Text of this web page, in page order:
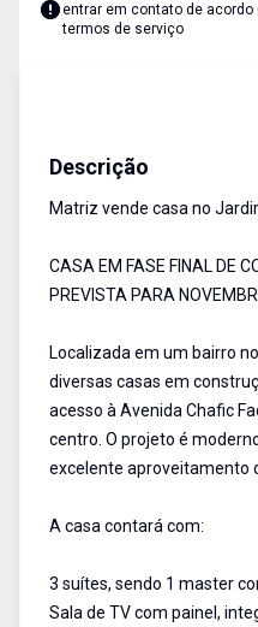
entrar em contato de acordo
termos de serviço
Descrição
Matriz vende casa no
CASA EM FASE FINAL DE
PREVISTA PARA
Localizada em um bairro
diversas casas em
acesso à Avenida Chafic
centro. O projeto é
excelente aproveitamento
A casa contará com:
3 suítes, sendo 1 master
Sala de TV com painel,